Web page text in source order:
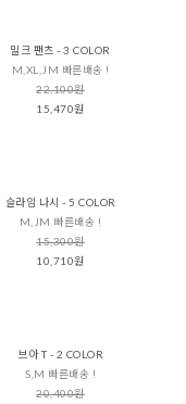
밀크 팬츠 - 3 COLOR
M,XL,JM 빠른배송 !
22,100원
15,470원
슬라임 나시 - 5 COLOR
M,JM 빠른배송 !
15,300원
10,710원
브아 T - 2 COLOR
S,M 빠른배송 !
20,400원